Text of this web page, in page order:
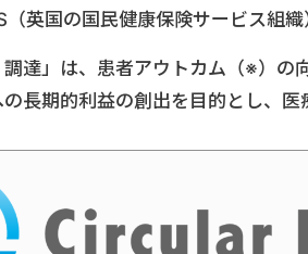
英国の国民健康保険サービス組織
調達」は、患者アウトカム（※）
長期的利益の創出を目的とし、医